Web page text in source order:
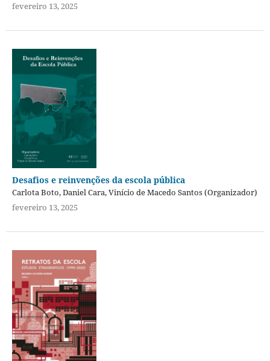
fevereiro 13, 2025
Desafios e reinvenções da escola pública
Carlota Boto, Daniel Cara, Vinício de Macedo Santos (Organizador)
fevereiro 13, 2025